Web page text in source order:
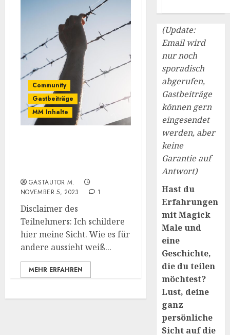
Community
Gastbeiträge
MM Inhalte
GASTAUTOR M.
NOVEMBER 5, 2023
1
Disclaimer des
Teilnehmers: Ich schildere
hier meine Sicht. Wie es für
andere aussieht weiß...
MEHR ERFAHREN
(Update:
Email wird
nur noch
sporadisch
abgerufen,
Gastbeiträge
können gern
eingesendet
werden, aber
keine
Garantie auf
Antwort)
Hast du
Erfahrungen
mit Magick
Male und
eine
Geschichte,
die du teilen
möchtest?
Lust, deine
ganz
persönliche
Sicht auf die